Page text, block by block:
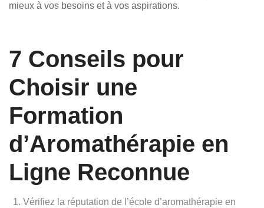
mieux à vos besoins et à vos aspirations.
7 Conseils pour
Choisir une
Formation
d’Aromathérapie en
Ligne Reconnue
Vérifiez la réputation de l’école d’aromathérapie en